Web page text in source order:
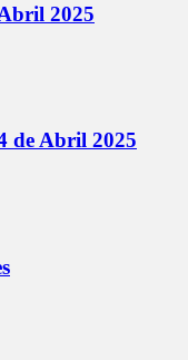
2025
de Abril 2025